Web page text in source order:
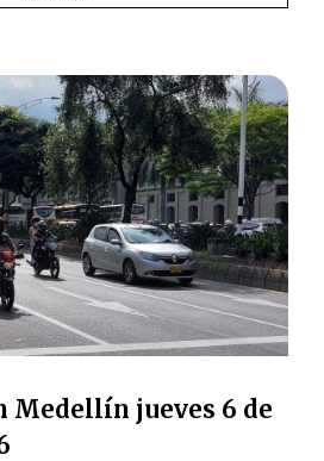
Medellín jueves 6 de